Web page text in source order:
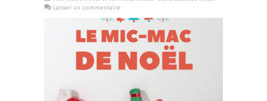
Laisser un commentaire